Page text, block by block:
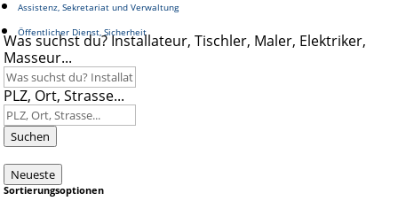
Assistenz, Sekretariat und Verwaltung
Öffentlicher Dienst, Sicherheit
Was suchst du? Installateur, Tischler, Maler, Elektriker,
Masseur...
PLZ, Ort, Strasse...
Suchen
Neueste
Sortierungsoptionen